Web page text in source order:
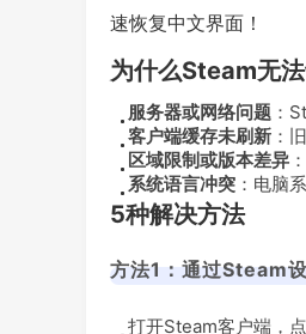
速恢复中文界面！
为什么Steam无
服务器或网络问题 ：
客户端缓存未刷新 ：
区域限制或版本差异
系统语言冲突 ：电脑
5种解决方法
方法1：通过Steam
打开Steam客户端，